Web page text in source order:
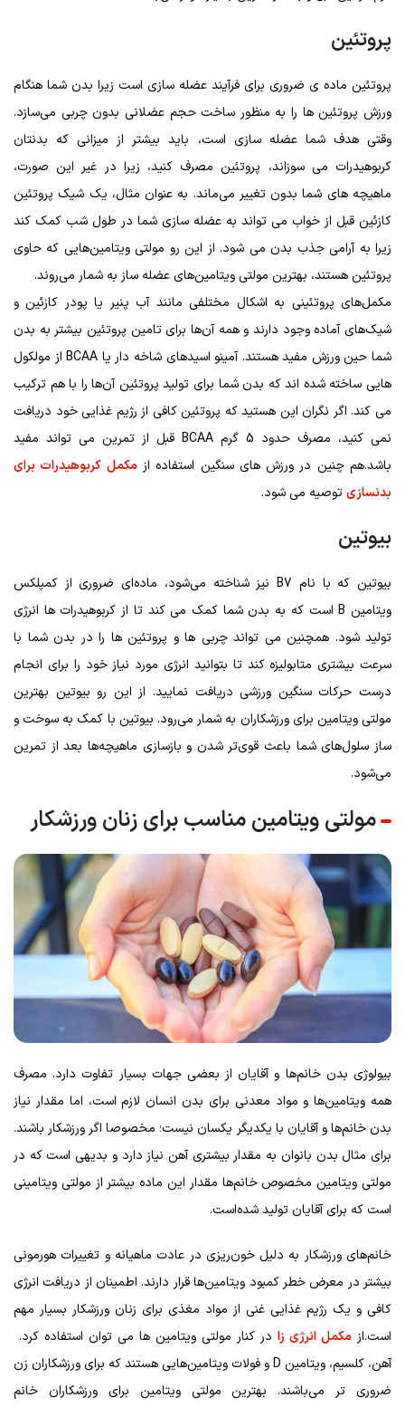
پروتئین
پروتئین ماده ی ضروری برای فرآیند عضله سازی است زیرا بدن شما هنگام
ورزش پروتئین ها را به منظور ساخت حجم عضلانی بدون چربی می‌سازد.
وقتی هدف شما عضله سازی است، باید بیشتر از میزانی که بدنتان
کربوهیدرات می سوزاند، پروتئین مصرف کنید، زیرا در غیر این صورت،
ماهیچه های شما بدون تغییر می‌ماند. به عنوان مثال، یک شیک پروتئین
کازئین قبل از خواب می تواند به عضله سازی شما در طول شب کمک کند
زیرا به آرامی جذب بدن می شود. از این رو مولتی ویتامین‌هایی که حاوی
پروتئین هستند، بهترین مولتی ویتامین‌های عضله ساز به شمار می‌روند.
مکمل‌های پروتئینی به اشکال مختلفی مانند آب پنیر یا پودر کازئین و
شیک‌های آماده وجود دارند و همه آن‌ها برای تامین پروتئین بیشتر به بدن
شما حین ورزش مفید هستند. آمینو اسیدهای شاخه دار یا BCAA از مولکول
هایی ساخته شده اند که بدن شما برای تولید پروتئین آن‌ها را با هم ترکیب
می کند. اگر نگران این هستید که پروتئین کافی از رژیم غذایی خود دریافت
نمی کنید، مصرف حدود 5 گرم BCAA قبل از تمرین می تواند مفید
باشد.هم چنین در ورزش های سنگین استفاده ازمکمل کربوهیدرات برای
بدنسازیتوصیه می شود.
بیوتین
بیوتین که با نام B7 نیز شناخته می‌شود، ماده‌ای ضروری از کمپلکس
ویتامین B است که به بدن شما کمک می کند تا از کربوهیدرات ها انرژی
تولید شود. همچنین می تواند چربی ها و پروتئین ها را در بدن شما با
سرعت بیشتری متابولیزه کند تا بتوانید انرژی مورد نیاز خود را برای انجام
درست حرکات سنگین ورزشی دریافت نمایید. از این رو بیوتین بهترین
مولتی ویتامین برای ورزشکاران به شمار می‌رود. بیوتین با کمک به سوخت و
ساز سلول‌های شما باعث قوی‌تر شدن و بازسازی ماهیچه‌ها بعد از تمرین
می‌شود.
مولتی ویتامین مناسب برای زنان ورزشکار
بیولوژی بدن خانم‌ها و آقایان از بعضی جهات بسیار تفاوت دارد. مصرف
همه ویتامین‌ها و مواد معدنی برای بدن انسان لازم است، اما مقدار نیاز
بدن خانم‌ها و آقایان با یکدیگر یکسان نیست؛ مخصوصا اگر ورزشکار باشند.
برای مثال بدن بانوان به مقدار بیشتری آهن نیاز دارد و بدیهی است که در
مولتی ویتامین مخصوص خانم‌ها مقدار این ماده بیشتر از مولتی ویتامینی
است که برای آقایان تولید شده‌است.
خانم‌های ورزشکار به دلیل خون‌ریزی در عادت ماهیانه و تغییرات هورمونی
بیشتر در معرض خطر کمبود ویتامین‌ها قرار دارند. اطمینان از دریافت انرژی
کافی و یک رژیم غذایی غنی از مواد مغذی برای زنان ورزشکار بسیار مهم
است.از مکمل انرژی زا در کنار مولتی ویتامین ها می توان استفاده کرد.
آهن، کلسیم، ویتامین D و فولات ویتامین‌هایی هستند که برای ورزشکاران زن
ضروری تر می‌باشند. بهترین مولتی ویتامین برای ورزشکاران خانم